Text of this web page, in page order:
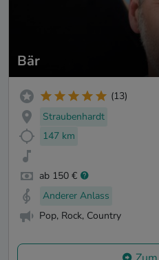
Bär
(13)
Straubenhardt
147 km
ab 150 €
Anderer Anlass
Pop, Rock, Country